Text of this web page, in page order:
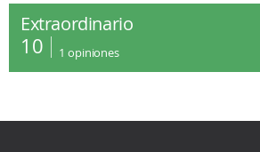
Extraordinario
10 1 opiniones